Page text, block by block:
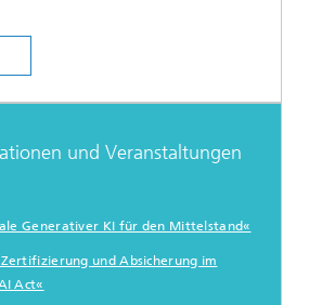
und Veranstaltungen
Generativer KI für den Mittelstand«
und Absicherung im
Act«